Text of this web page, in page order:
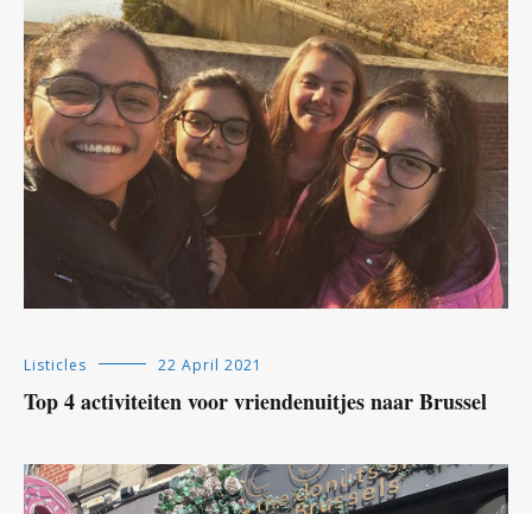
Listicles 22 April 2021
Top 4 activiteiten voor vriendenuitjes naar Brussel